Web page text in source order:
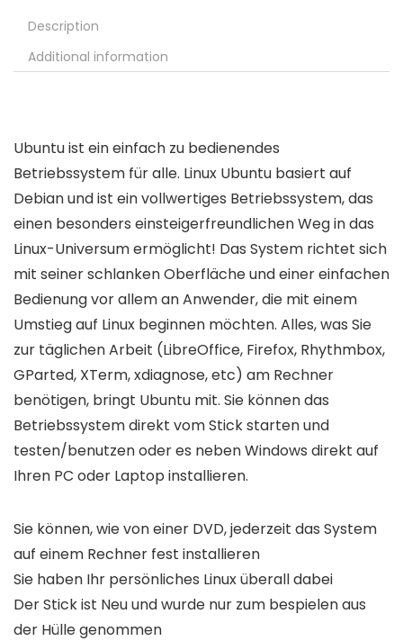
Description
Additional information
Ubuntu ist ein einfach zu bedienendes
Betriebssystem für alle. Linux Ubuntu basiert auf
Debian und ist ein vollwertiges Betriebssystem, das
einen besonders einsteigerfreundlichen Weg in das
Linux-Universum ermöglicht! Das System richtet sich
mit seiner schlanken Oberfläche und einer einfachen
Bedienung vor allem an Anwender, die mit einem
Umstieg auf Linux beginnen möchten. Alles, was Sie
zur täglichen Arbeit (LibreOffice, Firefox, Rhythmbox,
GParted, XTerm, xdiagnose, etc) am Rechner
benötigen, bringt Ubuntu mit. Sie können das
Betriebssystem direkt vom Stick starten und
testen/benutzen oder es neben Windows direkt auf
Ihren PC oder Laptop installieren.
Sie können, wie von einer DVD, jederzeit das System
auf einem Rechner fest installieren
Sie haben Ihr persönliches Linux überall dabei
Der Stick ist Neu und wurde nur zum bespielen aus
der Hülle genommen